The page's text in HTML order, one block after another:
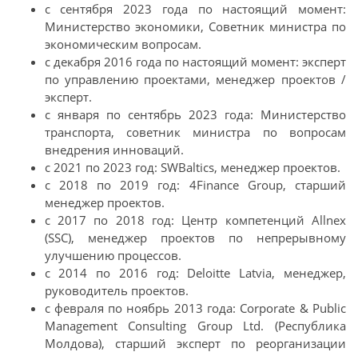
с сентября 2023 года по настоящий момент:
Министерство экономики, Советник министра по
экономическим вопросам.
с декабря 2016 года по настоящий момент: эксперт
по управлению проектами, менеджер проектов /
эксперт.
с января по сентябрь 2023 года: Министерство
транспорта, советник министра по вопросам
внедрения инноваций.
с 2021 по 2023 год: SWBaltics, менеджер проектов.
с 2018 по 2019 год: 4Finance Group, старший
менеджер проектов.
с 2017 по 2018 год: Центр компетенций Allnex
(SSC), менеджер проектов по непрерывному
улучшению процессов.
с 2014 по 2016 год: Deloitte Latvia, менеджер,
руководитель проектов.
с февраля по ноябрь 2013 года: Corporate & Public
Management Consulting Group Ltd. (Республика
Молдова), старший эксперт по реорганизации